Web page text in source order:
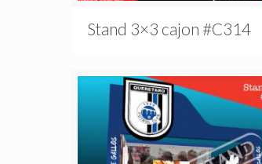
Stand 3×3 cajon #C314